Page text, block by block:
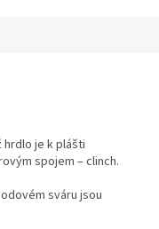
je k plášti
spojem – clinch.
sváru jsou